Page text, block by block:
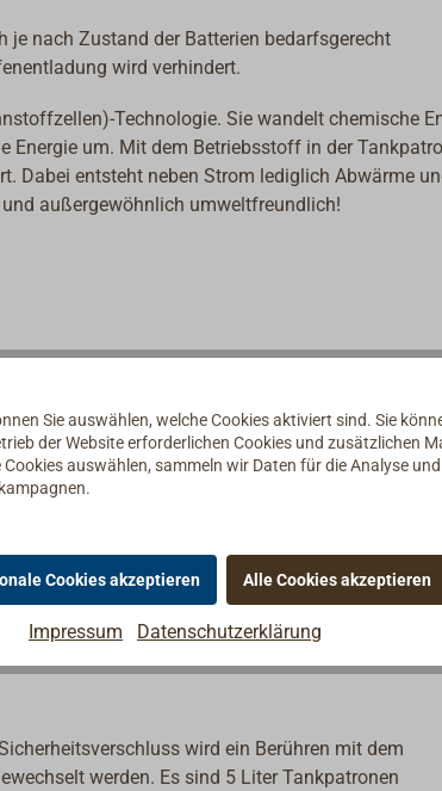
je nach Zustand der Batterien bedarfsgerecht
wird verhindert.
Technologie. Sie wandelt chemische
Energie um. Mit dem Betriebsstoff in der
Dabei entsteht neben Strom lediglich Abwärme
außergewöhnlich umweltfreundlich!
Windgeneratoren,
Riemenbügel, Ladekabel, Außenblende,
wird ein Berühren mit dem
werden. Es sind 5 Liter Tankpatronen
Sie auswählen, welche Cookies aktiviert sind. Sie
der Website erforderlichen Cookies und zusätzlichen
Cookies auswählen, sammeln wir Daten für die Analyse
Cookies akzeptieren Alle Cookies akzeptieren
Impressum Datenschutzerklärung